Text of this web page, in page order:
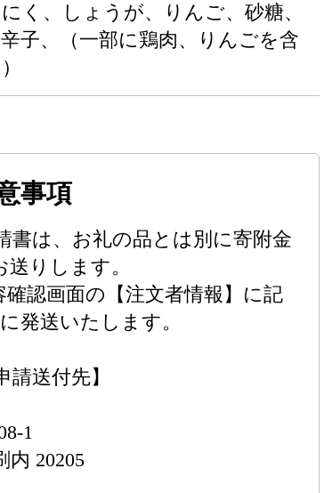
く、しょうが、りんご、砂糖、
子、（一部に鶏肉、りんごを含
事項
書は、お礼の品とは別に寄附金
りします。
確認画面の【注文者情報】に記
発送いたします。
請送付先】
1
内 20205